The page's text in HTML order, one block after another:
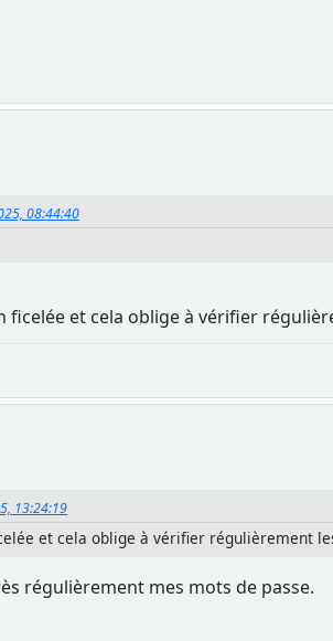
08:44:40
ficelée et cela oblige à vérifier
13:24:19
et cela oblige à vérifier régulièrement
régulièrement mes mots de passe.